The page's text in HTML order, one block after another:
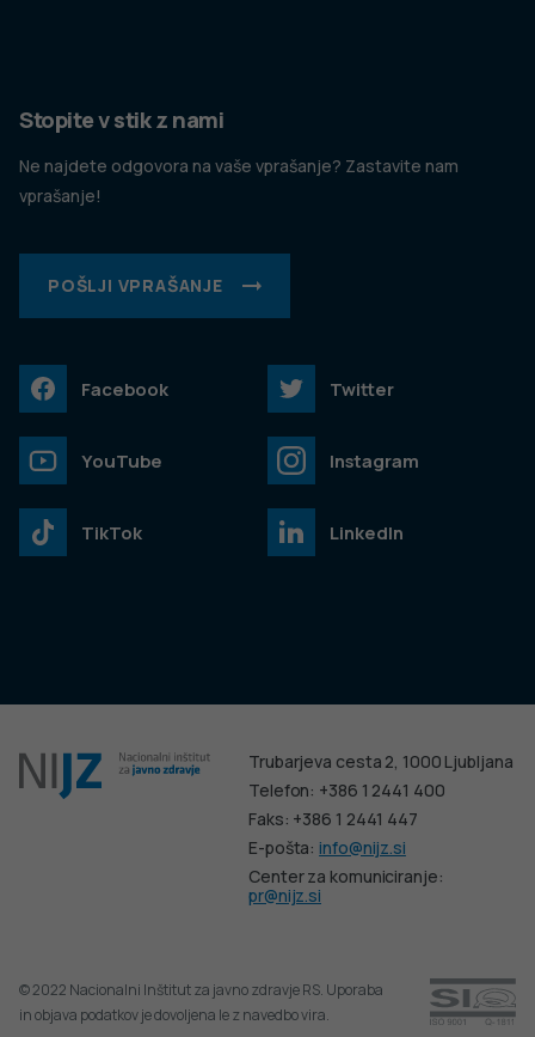
Trubarjeva cesta 2, 1000 Ljubljana
Telefon: +386 1 2441 400
Faks: +386 1 2441 447
E-pošta:info@nijz.si
Center za komuniciranje:
pr@nijz.si
© 2022 Nacionalni Inštitut za javno zdravje RS. Uporaba
in objava podatkov je dovoljena le z navedbo vira.
Stopite v stik z nami
Ne najdete odgovora na vaše vprašanje? Zastavite nam
vprašanje!
POŠLJI VPRAŠANJE
Facebook Twitter
YouTube Instagram
TikTok LinkedIn